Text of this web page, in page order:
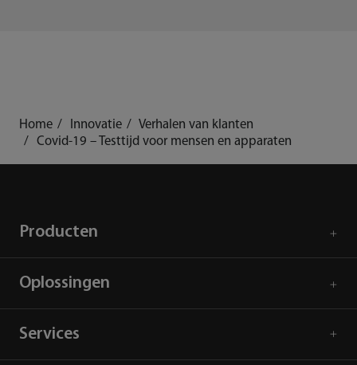
Home Innovatie
Verhalen van klanten
Covid-19 – Testtijd voor mensen en apparaten
Producten
Oplossingen
Services